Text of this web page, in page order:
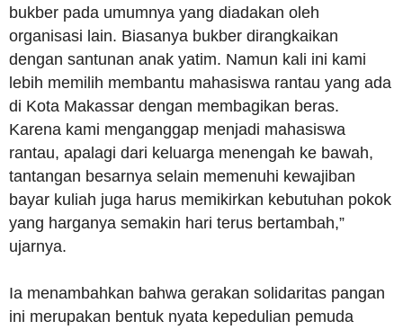
bukber pada umumnya yang diadakan oleh
organisasi lain. Biasanya bukber dirangkaikan
dengan santunan anak yatim. Namun kali ini kami
lebih memilih membantu mahasiswa rantau yang ada
di Kota Makassar dengan membagikan beras.
Karena kami menganggap menjadi mahasiswa
rantau, apalagi dari keluarga menengah ke bawah,
tantangan besarnya selain memenuhi kewajiban
bayar kuliah juga harus memikirkan kebutuhan pokok
yang harganya semakin hari terus bertambah,”
ujarnya.
Ia menambahkan bahwa gerakan solidaritas pangan
ini merupakan bentuk nyata kepedulian pemuda